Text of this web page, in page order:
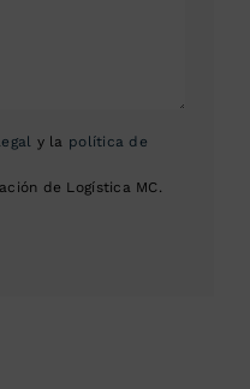
y la política de
de Logística MC.